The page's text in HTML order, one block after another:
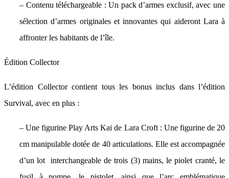
– Contenu téléchargeable : Un pack d’armes exclusif, avec une
sélection d’armes originales et innovantes qui aideront Lara à
affronter les habitants de l’île.
Édition Collector
L’édition Collector contient tous les bonus inclus dans l’édition
Survival, avec en plus :
– Une figurine Play Arts Kai de Lara Croft : Une figurine de 20
cm manipulable dotée de 40 articulations. Elle est accompagnée
d’un lot interchangeable de trois (3) mains, le piolet cranté, le